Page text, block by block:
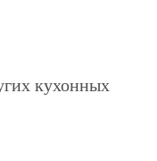
кухонных